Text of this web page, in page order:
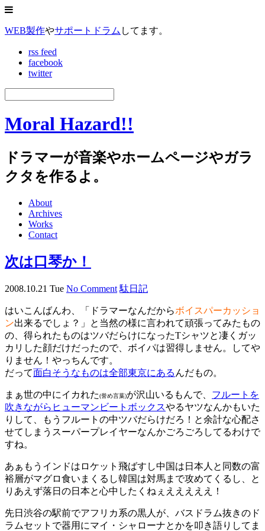
WEB製作やサポートドラム してます。
rss feed
facebook
twitter
Moral Hazard!!
ドラマーが音楽やホームページやガラ
クタを作るよ。
About
Archives
Works
Contact
次は口琴か！
2008.10.21 Tue No Comment 駄日記
はいこんばんわ、「ドラマーなんだからボイスパーカッショ
ン出来るでしょ？」と当然の様に言われて頑張ってみたもの
の、得られたものはツバだらけになったTシャツと凄くガッ
カリした顔だけだったので、ボイパは習得しません。してや
りません！やっちんです。
だって面白そうなものは全部東京にある んだもの。
まぁ世の中にイカれた(誉め言葉)が沢山いるもんで、 フルートを
吹きながらヒューマンビートボックスやるヤツなんかもいた
りして、もうフルートの中ツバだらけだろ！と余計な心配さ
せてしまうスーパープレイヤーなんかごろごろしてるわけで
すね。
あぁもうインドはロケット飛ばすし中国は日本人と同数の富
裕層がマグロ食いまくるし韓国は対馬まで攻めてくるし、と
りあえず落日の日本と心中したくねぇえええええ！
先日渋谷の駅前でアフリカ系の黒人が、バスドラム抜きのド
ラムセットで器用にマイ・シャローナとかを叩き語りしてま